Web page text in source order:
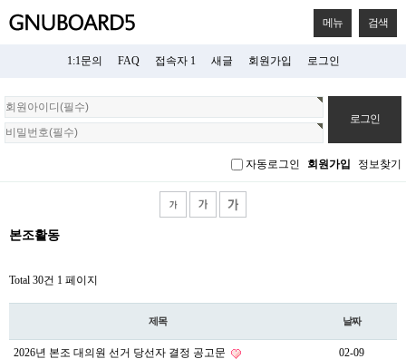
메뉴 검색
1:1문의 FAQ 접속자 1 새글 회원가입 로그인
회
원
로
자동로그인 회원가입 정보찾기
본조활동
Total 30건 1 페이지
제목 날짜
2026년 본조 대의원 선거 당선자 결정 공고문 02-09